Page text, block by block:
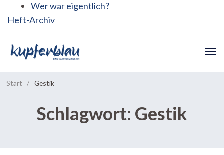
Wer war eigentlich?
Heft-Archiv
Start / Gestik
Schlagwort: Gestik